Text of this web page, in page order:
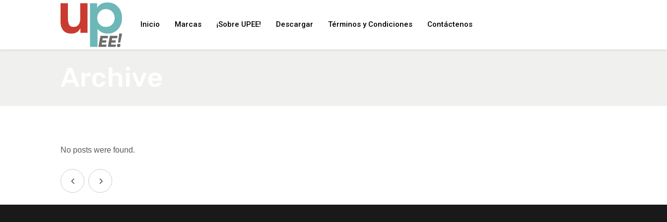
Inicio Marcas ¡Sobre UPEE! Descargar Términos y Condiciones Contáctenos
No posts were found.